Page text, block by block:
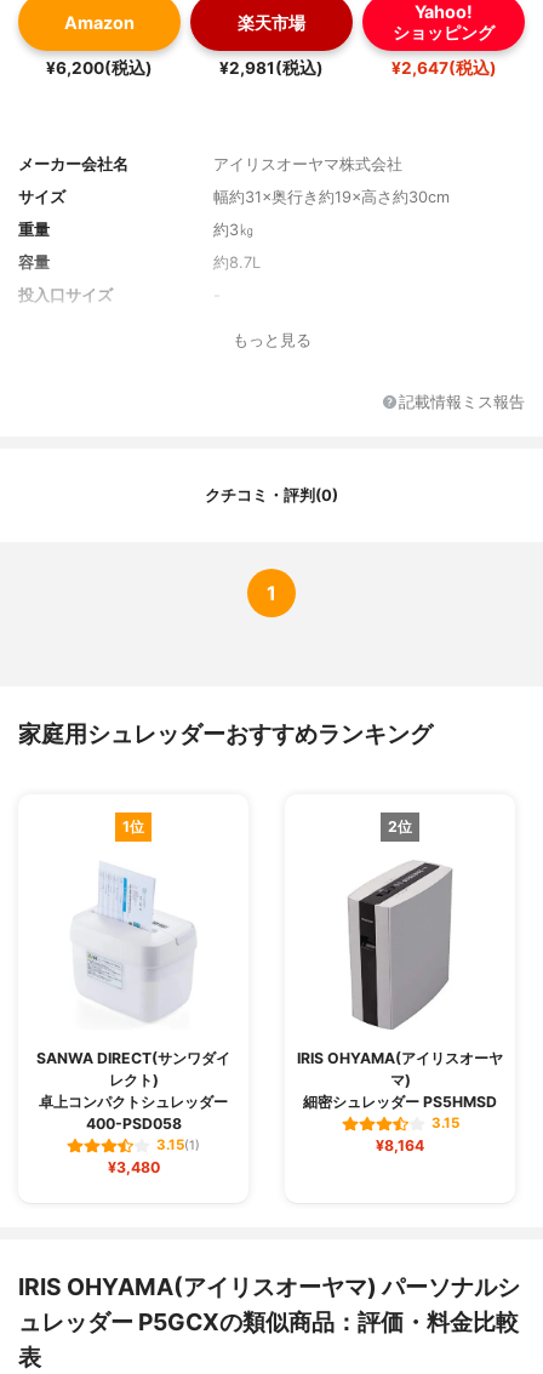
Amazon
¥6,200(税込)
楽天市場
¥2,981(税込)
Yahoo!
ショッピング
¥2,647(税込)
メーカー会社名
アイリスオーヤマ株式会社
サイズ
幅約31×奥行き約19×高さ約30cm
重量
約3㎏
容量
約8.7L
投入口サイズ
クロスカット
もっと見る
記載情報ミス報告
クチコミ・評判(0)
1
家庭用シュレッダーおすすめランキング
1位
SANWA DIRECT(サンワダイ
レクト)
卓上コンパクトシュレッダー
400-PSD058
3.15(1)
¥3,480
2位
IRIS OHYAMA(アイリスオーヤ
マ)
細密シュレッダー PS5HMSD
3.15
¥8,164
IRIS OHYAMA(アイリスオーヤマ) パーソナルシ
ュレッダー P5GCXの類似商品：評価・料金比較
表